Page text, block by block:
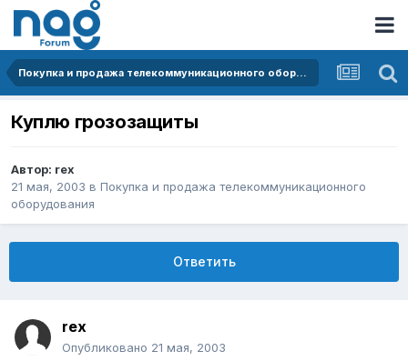
Покупка и продажа телекоммуникационного оборудования
Куплю грозозащиты
Автор: rex
21 мая, 2003 в Покупка и продажа телекоммуникационного
оборудования
Ответить
rex
Опубликовано 21 мая, 2003